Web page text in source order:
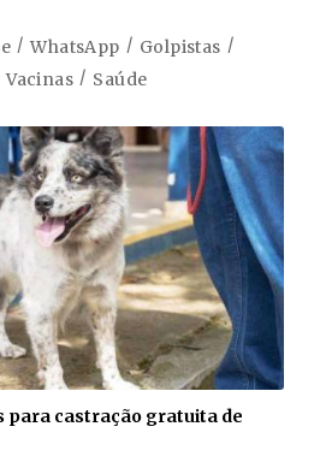
WhatsApp
Golpistas
Vacinas Saúde
para castração gratuita de